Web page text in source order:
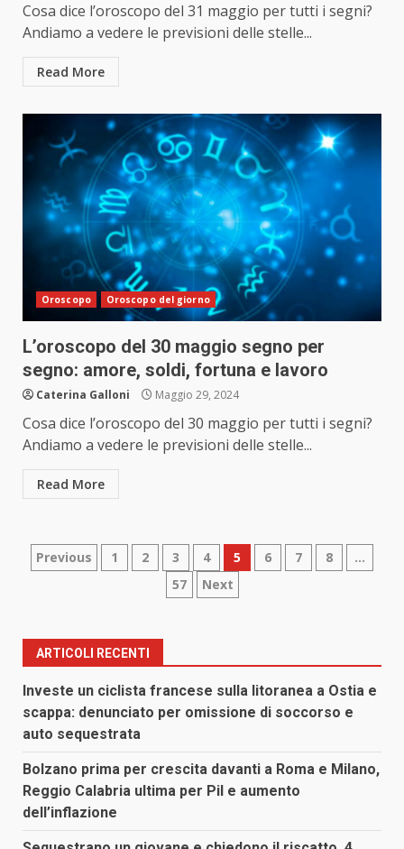
Cosa dice l’oroscopo del 31 maggio per tutti i segni?
Andiamo a vedere le previsioni delle stelle...
Read More
Oroscopo Oroscopo del giorno
L’oroscopo del 30 maggio segno per
segno: amore, soldi, fortuna e lavoro
Caterina Galloni Maggio 29, 2024
Cosa dice l’oroscopo del 30 maggio per tutti i segni?
Andiamo a vedere le previsioni delle stelle...
Read More
Paginazione
articoli
Previous 1 2 3 4 5 6 7 8
…
57
Next
ARTICOLI RECENTI
Investe un ciclista francese sulla litoranea a Ostia e
scappa: denunciato per omissione di soccorso e
auto sequestrata
Bolzano prima per crescita davanti a Roma e Milano,
Reggio Calabria ultima per Pil e aumento
dell’inflazione